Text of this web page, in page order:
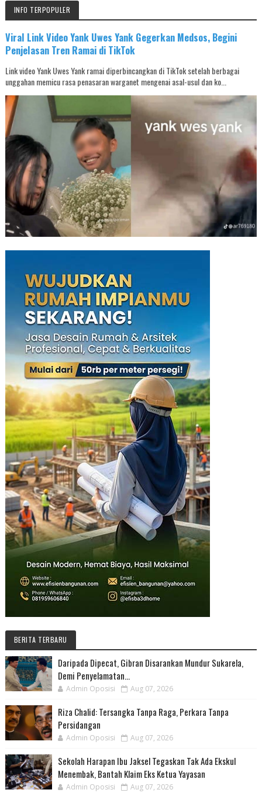
INFO TERPOPULER
Viral Link Video Yank Uwes Yank Gegerkan Medsos, Begini
Penjelasan Tren Ramai di TikTok
Link video Yank Uwes Yank ramai diperbincangkan di TikTok setelah berbagai
unggahan memicu rasa penasaran warganet mengenai asal-usul dan ko...
BERITA TERBARU
Daripada Dipecat, Gibran Disarankan Mundur Sukarela,
Demi Penyelamatan...
Admin Oposisi Aug 07, 2026
Riza Chalid: Tersangka Tanpa Raga, Perkara Tanpa
Persidangan
Admin Oposisi Aug 07, 2026
Sekolah Harapan Ibu Jaksel Tegaskan Tak Ada Ekskul
Menembak, Bantah Klaim Eks Ketua Yayasan
Admin Oposisi Aug 07, 2026